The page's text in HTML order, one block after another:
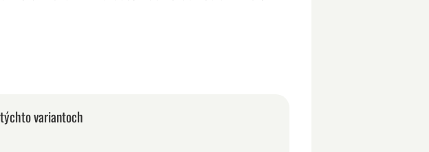
variantoch